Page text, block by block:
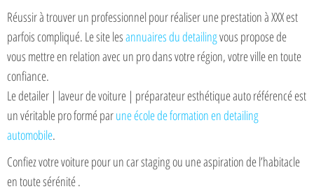
Réussir à trouver un professionnel pour réaliser une prestation à XXX est
parfois compliqué. Le site lesannuaires du detailingvous propose de
vous mettre en relation avec un pro dans votre région, votre ville en toute
confiance.
Le detailer | laveur de voiture | préparateur esthétique auto référencé est
un véritable pro formé parune école de formation en detailing
automobile.
Confiez votre voiture pour un car staging ou une aspiration de l’habitacle
en toute sérénité .